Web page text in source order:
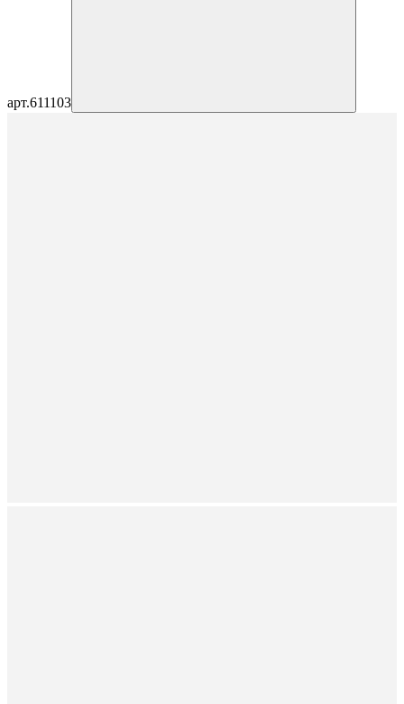
арт.611103